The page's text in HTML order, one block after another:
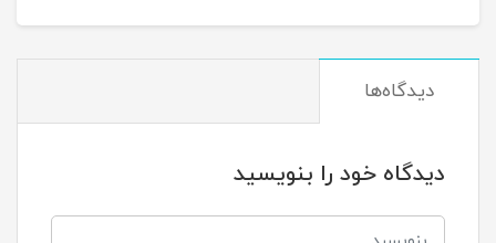
دیدگاه‌ها
دیدگاه خود را بنویسید